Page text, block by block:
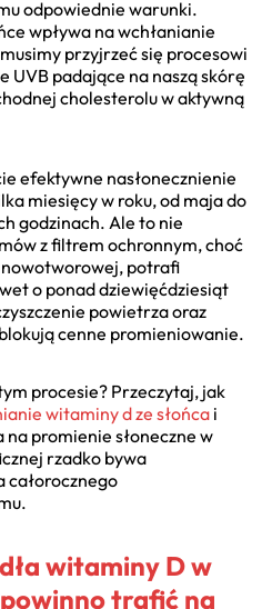
odpowiednie warunki.
wpływa na wchłanianie
przyjrzeć się procesowi
UVB padające na naszą skórę
cholesterolu w aktywną
efektywne nasłonecznienie
miesięcy w roku, od maja do
godzinach. Ale to nie
z filtrem ochronnym, choć
potrafi
o ponad dziewięćdziesiąt
powietrza oraz
cenne promieniowanie.
procesie? Przeczytaj, jak
witaminy d ze słońca i
promienie słoneczne w
rzadko bywa
całorocznego
witaminy D w
trafić na